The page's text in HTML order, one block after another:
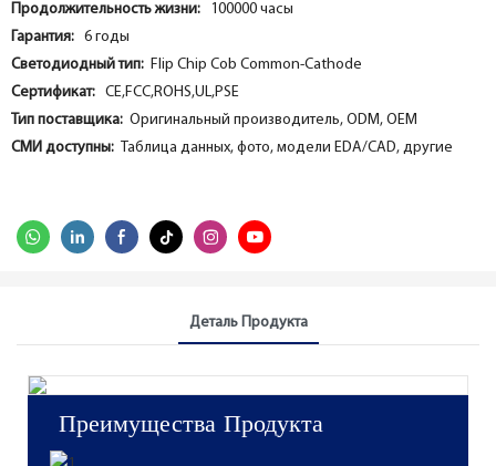
Продолжительность жизни:
100000 часы
Гарантия: 6 годы
Светодиодный тип: Flip Chip Cob Common-Cathode
Сертификат: CE,FCC,ROHS,UL,PSE
Тип поставщика: Оригинальный производитель, ODM, OEM
СМИ доступны: Таблица данных, фото, модели EDA/CAD, другие
Деталь Продукта
Преимущества Продукта